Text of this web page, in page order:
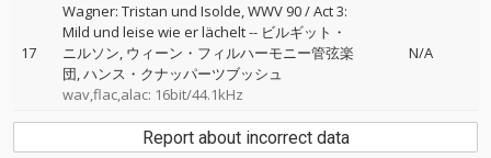
17
Wagner: Tristan und Isolde, WWV 90 / Act 3:
Mild und leise wie er lächelt-- ビルギット・
ニルソン ウィーン・フィルハーモニー管弦楽
団 ハンス・クナッパーツブッシュ
wav,flac,alac: 16bit/44.1kHz
N/A
Report about incorrect data